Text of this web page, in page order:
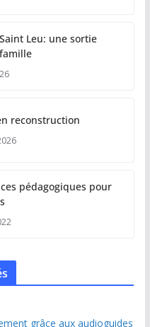
Leu: une sortie
reconstruction
pédagogiques pour
grâce aux audioguides